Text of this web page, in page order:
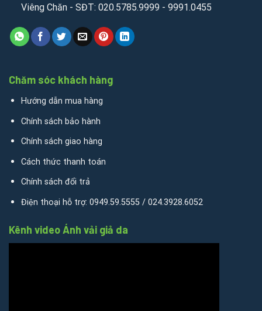
Viêng Chăn - SĐT: 020.5785.9999 - 9991.0455
Chăm sóc khách hàng
Hướng dẫn mua hàng
Chính sách bảo hành
Chính sách giao hàng
Cách thức thanh toán
Chính sách đổi trả
Điện thoại hỗ trợ: 0949.59.5555 / 024.3928.6052
Kênh video Ánh vải giả da